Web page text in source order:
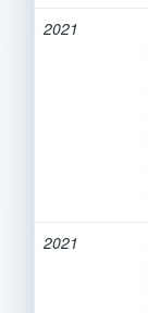
2021
2021